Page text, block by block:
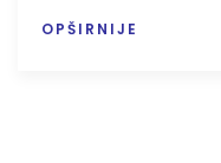
OPŠIRNIJE